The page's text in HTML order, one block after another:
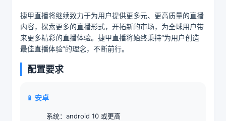
捷甲直播将继续致力于为用户提供更多元、更高质量的直播
内容，探索更多的直播形式，开拓新的市场，为全球用户带
来更多精彩的直播体验。捷甲直播将始终秉持“为用户创造
最佳直播体验”的理念，不断前行。
配置要求
📱 安卓
系统：android 10 或更高